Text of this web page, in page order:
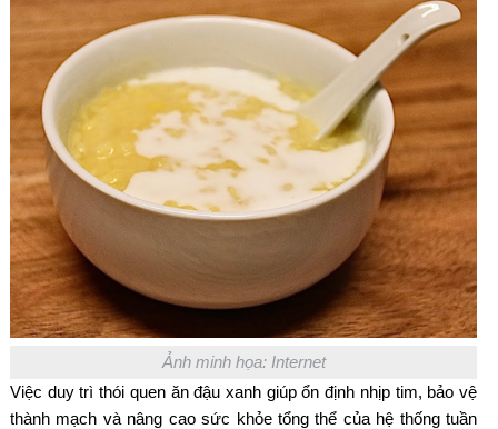
Ảnh minh họa: Internet
Việc duy trì thói quen ăn đậu xanh giúp ổn định nhịp tim, bảo vệ
thành mạch và nâng cao sức khỏe tổng thể của hệ thống tuần